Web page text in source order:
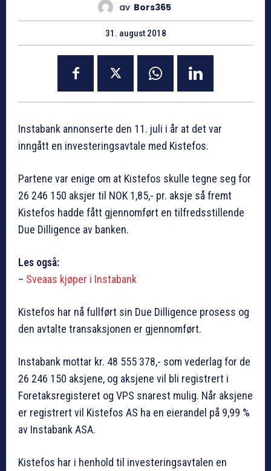
av Bors365
31. august 2018
Instabank annonserte den 11. juli i år at det var
inngått en investeringsavtale med Kistefos.
Partene var enige om at Kistefos skulle tegne seg for
26 246 150 aksjer til NOK 1,85,- pr. aksje så fremt
Kistefos hadde fått gjennomført en tilfredsstillende
Due Dilligence av banken.
Les også:
– Sveaas kjøper i Instabank
Kistefos har nå fullført sin Due Dilligence prosess og
den avtalte transaksjonen er gjennomført.
Instabank mottar kr. 48 555 378,- som vederlag for de
26 246 150 aksjene, og aksjene vil bli registrert i
Foretaksregisteret og VPS snarest mulig. Når aksjene
er registrert vil Kistefos AS ha en eierandel på 9,99 %
av Instabank ASA.
Kistefos har i henhold til investeringsavtalen en